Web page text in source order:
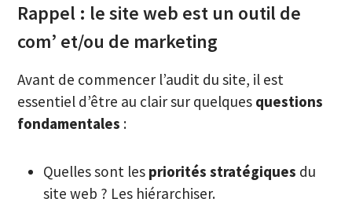
Rappel : le site web est un outil de
com’ et/ou de marketing
Avant de commencer l’audit du site, il est
essentiel d’être au clair sur quelques questions
fondamentales :
Quelles sont les priorités stratégiques du
site web ? Les hiérarchiser.